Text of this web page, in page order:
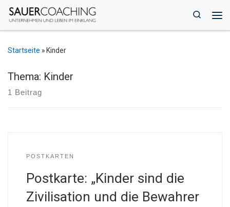
Zum Inhalt springen
Search
Startseite » Kinder
Thema: Kinder
1 Beitrag
POSTKARTEN
Postkarte: „Kinder sind die
Zivilisation und die Bewahrer